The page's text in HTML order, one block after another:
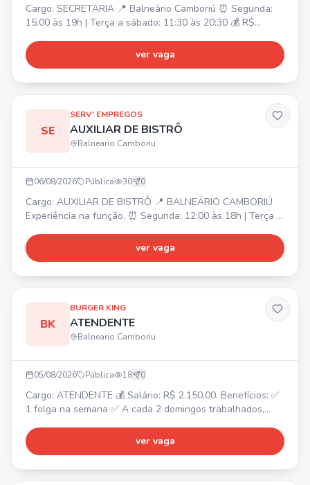
Cargo: SECRETARIA 📍 Balneário Camboriú ⏰ Segunda:
15:00 às 19h | Terça a sábado: 11:30 às 20:30 💰 R$
Atividades: Atendimento ao público presencial e online,
caixa, auxílio para um bom andamento do salão, cuidado
ver vaga
SE
SERV' EMPREGOS
AUXILIAR DE BISTRÔ
Balneario Camboriu
06/08/2026 Pública 30 0
Cargo: AUXILIAR DE BISTRÔ 📍 BALNEÁRIO CAMBORIÚ
Experiência na função. ⏰ Segunda: 12:00 às 18h | Terça a
Alimentação + Hora Extra Atividades: Auxílio e
atendimento a cliente, atendimento na cozinha, preparo
ver vaga
BK
BURGER KING
ATENDENTE
Balneario Camboriu
05/08/2026 Pública 18 0
Cargo: ATENDENTE 💰 Salário: R$ 2.150,00. Benefícios: ✅
1 folga na semana ✅ A cada 2 domingos trabalhados,
Farmácia São João ✅ Gympass ✅ Convênio com SESC ✅
Refeição no local ✅ VT caso deseje ✅ Hora extra paga
ver vaga